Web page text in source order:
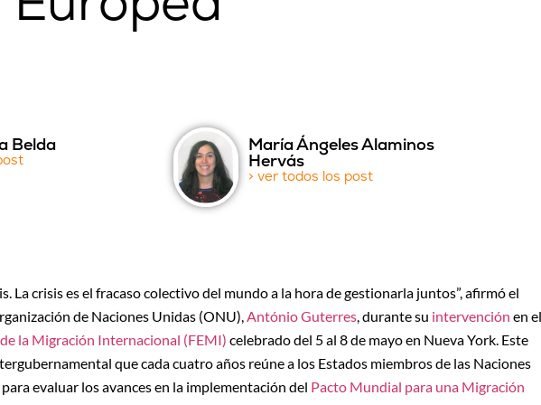
Belda María Ángeles Alaminos
Hervás
> ver todos los post
La crisis es el fracaso colectivo del mundo a la hora de gestionarla juntos”, afirmó el
de Naciones Unidas (ONU),António Guterres, durante su intervención en el
la Migración Internacional (FEMI) celebrado del 5 al 8 de mayo en Nueva York. Este
que cada cuatro años reúne a los Estados miembros de las Naciones
evaluar los avances en la implementación del Pacto Mundial para una Migración